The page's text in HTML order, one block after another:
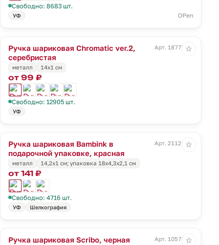
Свободно: 8683 шт.
УФ OPen
Ручка шариковая Chromatic ver.2,
серебристая
Арт. 18777.11
металл 14х1 см
от 99 ₽
Свободно: 12905 шт.
УФ
☆
Ручка шариковая Bambink в
подарочной упаковке, красная
Арт. 21126.50
металл 14,2х1 см; упаковка 18х4,3х2,1 см
от 141 ₽
Свободно: 4716 шт.
УФ Шелкография
☆
Ручка шариковая Scribo, черная
Арт. 10571.30
☆